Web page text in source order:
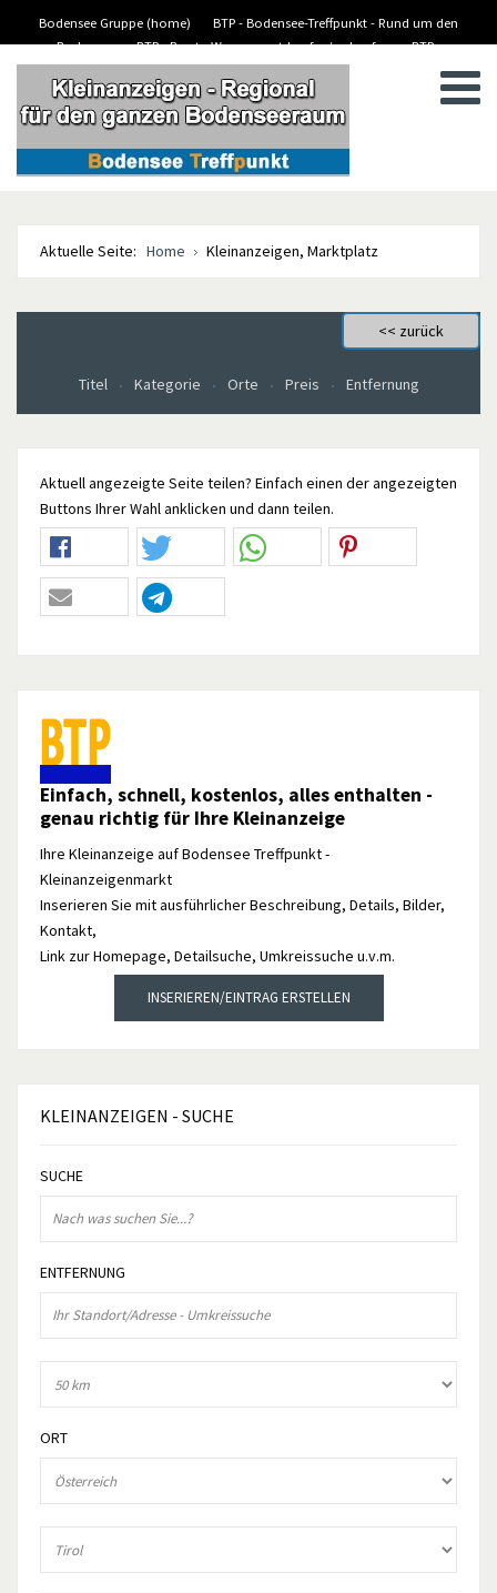
Bodensee Gruppe (home)
BTP - Bodensee-Treffpunkt - Rund um den
Bodensee
BTP - Boote-Wassersport-kaufen/verkaufen
BTP -
BTP - Kleinanzeigen
Aktuelle Seite: Home Kleinanzeigen, Marktplatz
Titel Kategorie Orte Preis Entfernung
Aktuell angezeigte Seite teilen? Einfach einen der angezeigten
Buttons Ihrer Wahl anklicken und dann teilen.
Einfach, schnell, kostenlos, alles enthalten -
genau richtig für Ihre Kleinanzeige
Ihre Kleinanzeige auf Bodensee Treffpunkt -
Kleinanzeigenmarkt
Inserieren Sie mit ausführlicher Beschreibung, Details, Bilder,
Kontakt,
Link zur Homepage, Detailsuche, Umkreissuche u.v.m.
INSERIEREN/EINTRAG ERSTELLEN
KLEINANZEIGEN - SUCHE
SUCHE
ENTFERNUNG
ORT